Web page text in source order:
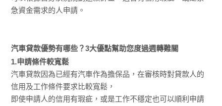
急資金需求的人申請。
汽車貸款優勢有哪些？3大優點幫助您度過週轉難關
1.申請條件較寬鬆
汽車貸款因為已經有汽車作為擔保品，在審核時對貸款人的
信用及工作條件要求比較寬鬆，
即使申請人的信用有瑕疵，或是工作不穩定也可以順利申請